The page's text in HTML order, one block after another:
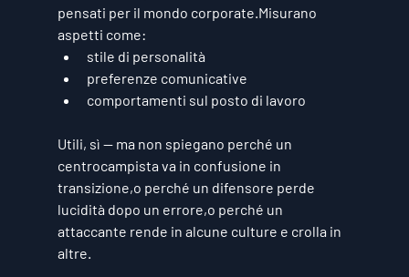
pensati per il mondo corporate.Misurano
aspetti come:
stile di personalità
preferenze comunicative
comportamenti sul posto di lavoro
Utili, sì — ma non spiegano perché un
centrocampista va in confusione in
transizione,o perché un difensore perde
lucidità dopo un errore,o perché un
attaccante rende in alcune culture e crolla in
altre